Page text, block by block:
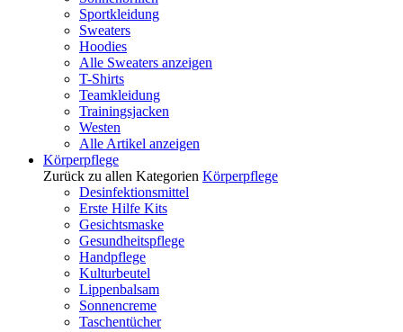
Sportkleidung
Sweaters
Hoodies
Alle Sweaters anzeigen
T-Shirts
Teamkleidung
Trainingsjacken
Westen
Alle Artikel anzeigen
Körperpflege
Zurück zu allen Kategorien Körperpflege
Desinfektionsmittel
Erste Hilfe Kits
Gesichtsmaske
Gesundheitspflege
Handpflege
Kulturbeutel
Lippenbalsam
Sonnencreme
Taschentücher